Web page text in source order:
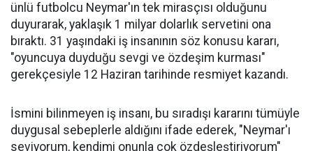
ünlü futbolcu Neymar'ın tek mirasçısı olduğunu
duyurarak, yaklaşık 1 milyar dolarlık servetini ona
bıraktı. 31 yaşındaki iş insanının söz konusu kararı,
"oyuncuya duyduğu sevgi ve özdeşim kurması"
gerekçesiyle 12 Haziran tarihinde resmiyet kazandı.
İsmini bilinmeyen iş insanı, bu sıradışı kararını tümüyle
duygusal sebeplerle aldığını ifade ederek, "Neymar'ı
seviyorum, kendimi onunla çok özdeşleştiriyorum"